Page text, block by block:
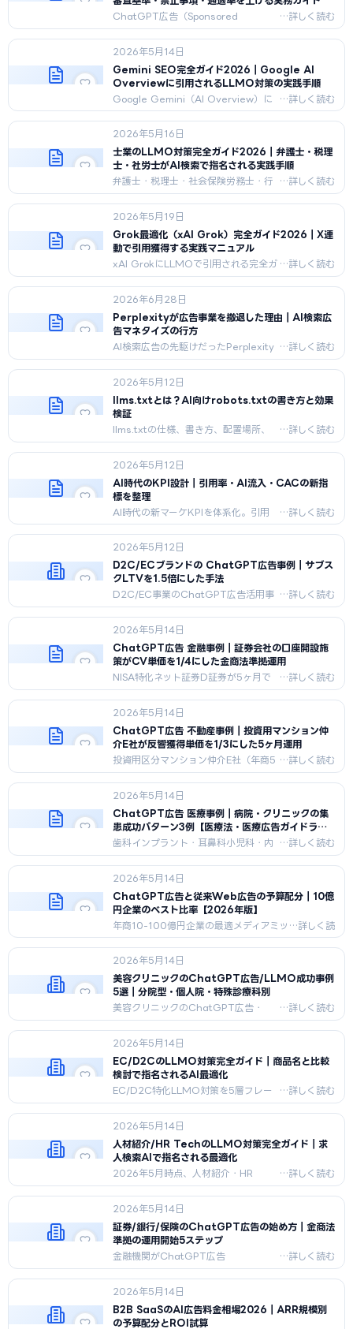
ChatGPT広告（Sponsored
Answer）の出稿規定・禁止業種・審
査基準・承認率を高める申請ポイント
を2026年最新版で完全解説。OpenAI
広告ポリシー2026-04-29版に対応。
2026年5月14日
Gemini SEO完全ガイド2026｜Google AI
Overviewに引用されるLLMO対策の実践手順
Google Gemini（AI Overview）に
引用されるSEO・LLMO対策を完全解
説。Googleの引用アルゴリズム・コン
テンツ設計・構造化データ・Zero-
click対策・AIモード移行戦略を2026
年最新版で網羅。
2026年5月16日
士業のLLMO対策完全ガイド2026｜弁護士・税理
士・社労士がAI検索で指名される実践手順
弁護士・税理士・社会保険労務士・行
政書士のLLMO対策を2026年最新版
で完全解説。広告審査が厳しい士業が
AI検索で自然引用される、資格・実績
の構造化、各士業会の広告規程と守秘
義務に配慮した一次情報設計を網羅。
2026年5月19日
Grok最適化（xAI Grok）完全ガイド2026｜X連
動で引用獲得する実践マニュアル
xAI GrokにLLMOで引用される完全ガ
イド。Xリアルタイム参照という他エン
ジンと決定的に違う特性、X発信
×Web構造化の二層設計、鮮度・発信
主体の信頼性、計測、3フェーズ実装を
2026年5月時点で技術解説。
2026年6月28日
Perplexityが広告事業を撤退した理由｜AI検索広
告マネタイズの行方
AI検索広告の先駆けだったPerplexity
が2026年2月に広告から撤退、サブス
ク専業へ。撤退の背景と、
ChatGPT・Copilot・Googleとの対
比、マーケターが取るべき次の一手を
解説します。
2026年5月12日
llms.txtとは？AI向けrobots.txtの書き方と効果
検証
llms.txtの仕様、書き方、配置場所、
ChatGPT/Perplexity/Claudeの対応
状況を実機検証ベースで解説。
2026年5月12日
AI時代のKPI設計｜引用率・AI流入・CACの新指
標を整理
AI時代の新マーケKPIを体系化。引用
率/AI流入/AI起因CV/AI-CACなど、
ChatGPT時代に追加すべき指標を解
説。
2026年5月12日
D2C/ECブランドの ChatGPT広告事例｜サブス
クLTVを1.5倍にした手法
D2C/EC事業のChatGPT広告活用事
例。サブスクLTV1.5倍、CV単価半額
化を達成した実運用フローを紹介。
2026年5月14日
ChatGPT広告 金融事例｜証券会社の口座開設施
策がCV単価を1/4にした金商法準拠運用
NISA特化ネット証券D証券が5ヶ月で
口座開設CV単価を16,800円→4,300円
に圧縮した運用実例。金商法・景表
法・業界自主規制を遵守した3層レビュ
ー体制と、NISA/iDeCo/FXの商品別効
果差を2026年5月時点で公開します。
2026年5月14日
ChatGPT広告 不動産事例｜投資用マンション仲
介E社が反響獲得単価を1/3にした5ヶ月運用
投資用区分マンション仲介E社（年商5
億円）のChatGPT広告5ヶ月運用ロ
グ。反響獲得単価42,000円→13,800
円、月間成約2.4件→6.1件。宅建業法・
景表法準拠で運用した実装事例を公
開。
2026年5月14日
ChatGPT広告 医療事例｜病院・クリニックの集
患成功パターン3例【医療法・医療広告ガイドライ
ン準拠】
歯科インプラント・耳鼻科小児科・内
視鏡検査3クリニックのChatGPT広告
4ヶ月運用ログ。新患予約数2〜2.7
倍、予約獲得単価45〜58%減。医療
広告ガイドライン準拠での集患実装事
例。
2026年5月14日
ChatGPT広告と従来Web広告の予算配分｜10億
円企業のベスト比率【2026年版】
年商10-100億円企業の最適メディアミッ
クスを解説。
Google/Meta/X/ChatGPT/Perplexity
5媒体の役割分担、年商別・業種別・成長
フェーズ別の最適配分早見表を公開。
2026年5月14日
美容クリニックのChatGPT広告/LLMO成功事例
5選｜分院型・個人院・特殊診療科別
美容クリニックのChatGPT広告・
LLMO成功事例5選。分院型美容皮膚
科、地方個人院、AGA特化、婦人科形
成専門、口腔外科インプラントの業態
別KPI推移と運用設計、3つの共通成功
要因を解説。
2026年5月14日
EC/D2CのLLMO対策完全ガイド｜商品名と比較
検討で指名されるAI最適化
EC/D2C特化LLMO対策を5層フレー
ムワーク（エンティティ統合/構造
化/FAQ50問/レビュー集約/外部レビュ
ー管理）で解説。Amazon・楽天連携
と引用率モニタリング手法まで網羅。
2026年5月14日
人材紹介/HR TechのLLMO対策完全ガイド｜求
人検索AIで指名される最適化
2026年5月時点、人材紹介・HR
Techが求人検索AIから指名される
LLMO戦略を解説。エンティティ統
合・JobPostingスキーマ・年収相場デ
ータ構造化・引用率モニタリング・候
補者プライバシー保護の実装手順。
2026年5月14日
証券/銀行/保険のChatGPT広告の始め方｜金商法
準拠の運用開始5ステップ
金融機関がChatGPT広告
（Sponsored Answer）を始める5ス
テップを解説。規制マッピング、3戦術
選択、NGワード対照表、コンプラ体
制、KW設計まで2026年5月時点で実
務化。
2026年5月14日
B2B SaaSのAI広告料金相場2026｜ARR規模別
の予算配分とROI試算